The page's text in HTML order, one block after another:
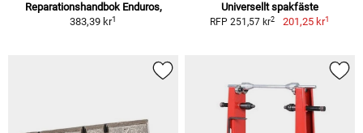
Reparationshandbok Enduros,
383,39 kr1
Universellt spakfäste
RFP 251,57 kr2 201,25 kr1